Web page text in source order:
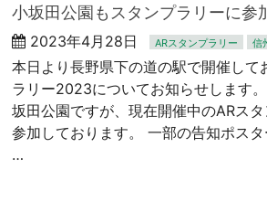
小坂田公園もスタンプラリーに参
2023年4月28日 ARスタンプラリー 信
本日より長野県下の道の駅で開催して
ラリー2023についてお知らせします
坂田公園ですが、現在開催中のARス
参加しております。 一部の告知ポス
…